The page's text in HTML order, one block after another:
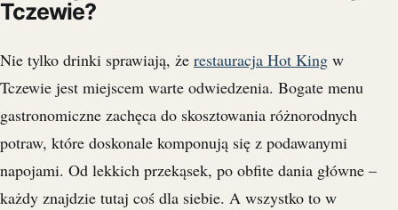
Tczewie?
Nie tylko drinki sprawiają, że restauracja Hot King w
Tczewie jest miejscem warte odwiedzenia. Bogate menu
gastronomiczne zachęca do skosztowania różnorodnych
potraw, które doskonale komponują się z podawanymi
napojami. Od lekkich przekąsek, po obfite dania główne –
każdy znajdzie tutaj coś dla siebie. A wszystko to w